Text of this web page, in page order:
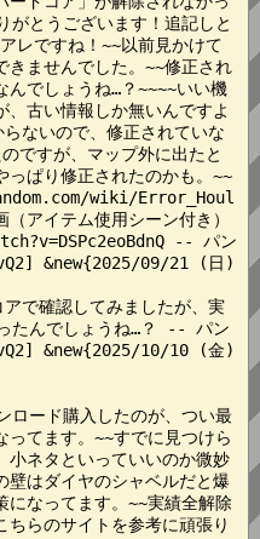
がとうございます！追記しと
レですね！~~以前見かけて
きませんでした。~~修正され
んでしょうね…？~~~~いい機
古い情報しか無いんですよ
ないので、修正されていな
ですが、マップ外に出たと
っぱり修正されたのかも。~~
wiki/Error_Houl
アイテム使用シーン付き）
-- パン
&new{2025/09/21 (日)
で確認してみましたが、実
たんでしょうね…？ -- パン
&new{2025/10/10 (金)
ロード購入したのが、つい最
てます。~~すでに見つけら
小ネタといっていいのか微妙
壁はダイヤのシャベルだと爆
になってます。~~実績全解除
ちらのサイトを参考に頑張り